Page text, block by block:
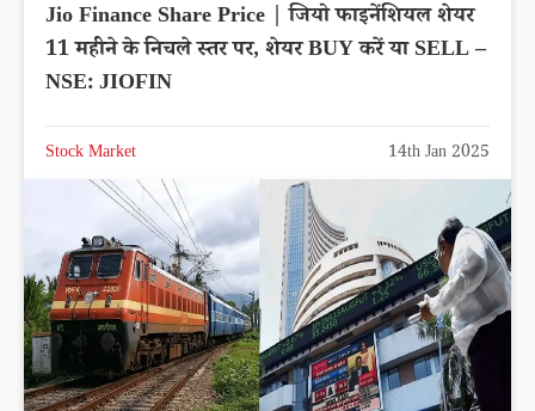
Jio Finance Share Price | जियो फाइनेंशियल शेयर
11 महीने के निचले स्तर पर, शेयर BUY करें या SELL –
NSE: JIOFIN
Stock Market 14th Jan 2025